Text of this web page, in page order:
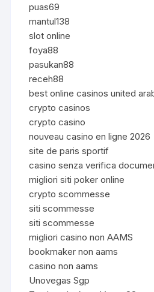
puas69
mantul138
slot online
foya88
pasukan88
receh88
best online casinos united
crypto casinos
crypto casino
nouveau casino en ligne 2026
site de paris sportif
casino senza verifica
migliori siti poker online
crypto scommesse
siti scommesse
siti scommesse
migliori casino non AAMS
bookmaker non aams
casino non aams
Unovegas Sgp